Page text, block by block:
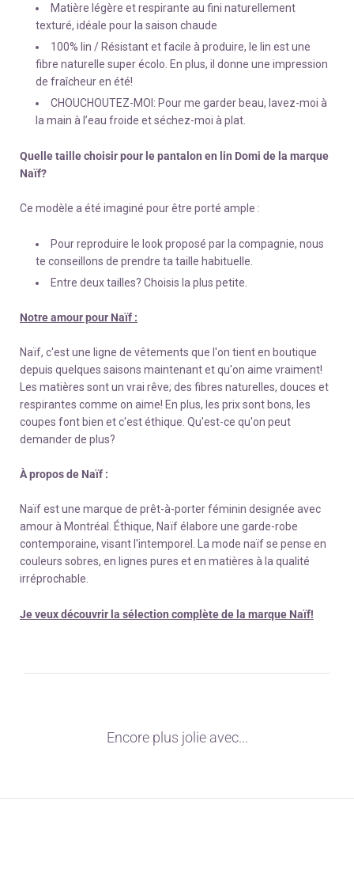
Matière légère et respirante au fini naturellement
texturé, idéale pour la saison chaude
100% lin / Résistant et facile à produire, le lin est une
fibre naturelle super écolo. En plus, il donne une impression
de fraîcheur en été!
CHOUCHOUTEZ-MOI: Pour me garder beau, lavez-moi à
la main à l’eau froide et séchez-moi à plat.
Quelle taille choisir pour le pantalon en lin Domi de la marque
Naïf?
Ce modèle a été imaginé pour être porté ample :
Pour reproduire le look proposé par la compagnie, nous
te conseillons de prendre ta taille habituelle.
Entre deux tailles? Choisis la plus petite.
Notre amour pour Naïf :
Naïf, c'est une ligne de vêtements que l'on tient en boutique
depuis quelques saisons maintenant et qu'on aime vraiment!
Les matières sont un vrai rêve; des fibres naturelles, douces et
respirantes comme on aime! En plus, les prix sont bons, les
coupes font bien et c'est éthique. Qu'est-ce qu'on peut
demander de plus?
À propos de Naïf :
Naïf est une marque de prêt-à-porter féminin designée avec
amour à Montréal. Éthique, Naïf élabore une garde-robe
contemporaine, visant l'intemporel. La mode naïf se pense en
couleurs sobres, en lignes pures et en matières à la qualité
irréprochable.
Je veux découvrir la sélection complète de la marque Naïf!
Encore plus jolie avec...